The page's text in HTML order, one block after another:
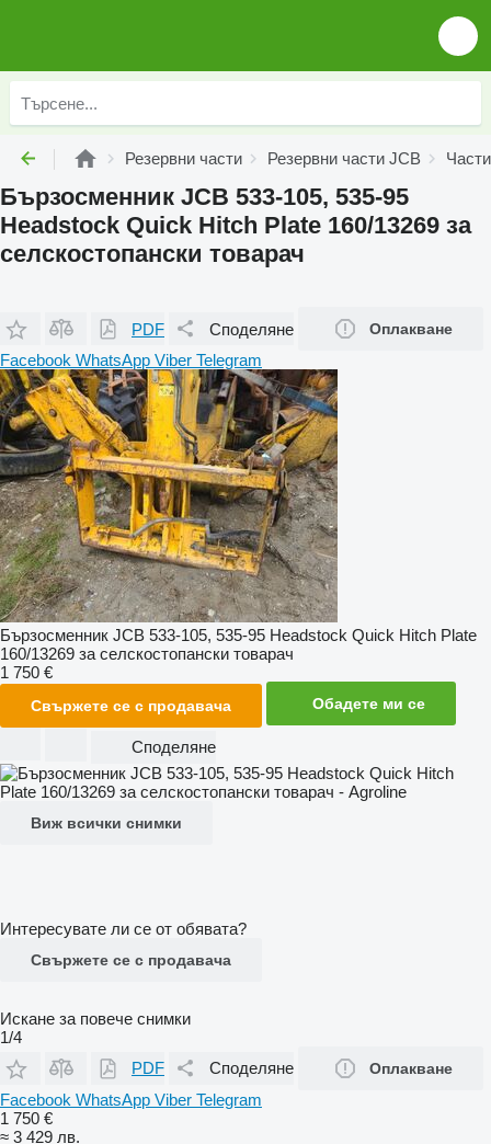
Резервни части Резервни части JCB
Бързосменник JCB 533-105, 535-95
Headstock Quick Hitch Plate 160/13269 за
селскостопански товарач
PDF Споделяне Оплакване
Facebook WhatsApp Viber Telegram
Бързосменник JCB 533-105, 535-95 Headstock Quick Hitch Plate
160/13269 за селскостопански товарач
1 750 €
Свържете се с продавача Обадете ми се
Споделяне
Виж всички снимки
Интересувате ли се от обявата?
Свържете се с продавача
Искане за повече снимки
1/4
PDF
Споделяне Оплакване
Facebook WhatsApp Viber Telegram
1 750 €
≈ 3 429 лв.